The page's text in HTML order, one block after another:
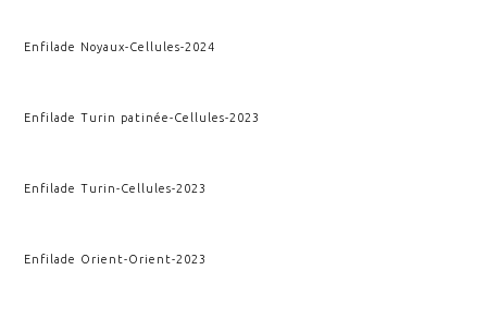
Enfilade Noyaux-Cellules-2024
Enfilade Turin patinée-Cellules-2023
Enfilade Turin-Cellules-2023
Enfilade Orient-Orient-2023